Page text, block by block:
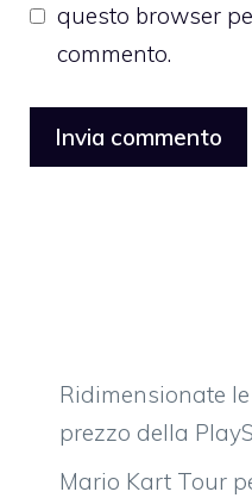
questo browser
commento.
Ridimensionate
prezzo della
Mario Kart Tour